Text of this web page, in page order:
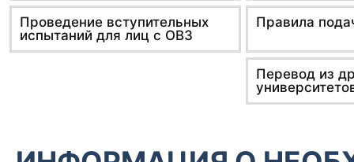
Проведение вступительных
испытаний для лиц с ОВЗ
Правила
Перевод из